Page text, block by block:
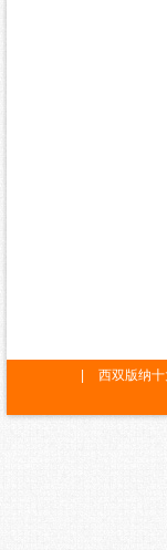
西双版纳